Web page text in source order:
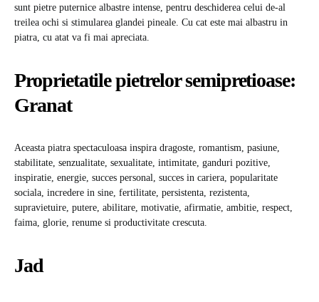
sunt pietre puternice albastre intense, pentru deschiderea celui de-al
treilea ochi si stimularea glandei pineale. Cu cat este mai albastru in
piatra, cu atat va fi mai apreciata.
Proprietatile pietrelor semipretioase:
Granat
Aceasta piatra spectaculoasa inspira dragoste, romantism, pasiune,
stabilitate, senzualitate, sexualitate, intimitate, ganduri pozitive,
inspiratie, energie, succes personal, succes in cariera, popularitate
sociala, incredere in sine, fertilitate, persistenta, rezistenta,
supravietuire, putere, abilitare, motivatie, afirmatie, ambitie, respect,
faima, glorie, renume si productivitate crescuta.
Jad